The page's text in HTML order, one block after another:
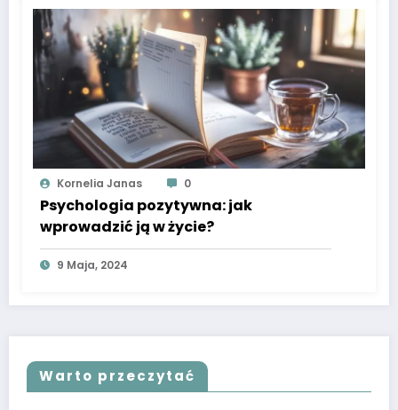
Kornelia Janas 0
Psychologia pozytywna: jak
wprowadzić ją w życie?
9 Maja, 2024
Warto przeczytać